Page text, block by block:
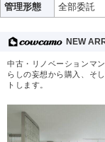
管理形態
全部委託
NEW
中古・リノベーションマ
らしの妄想から購入、そ
トします。